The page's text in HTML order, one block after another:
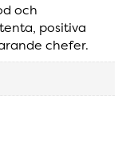
och
positiva
chefer.